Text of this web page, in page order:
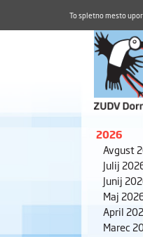
2026
Avgust
Julij
Junij
Maj
April
Marec
To spletno mesto